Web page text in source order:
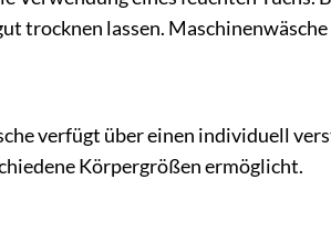
trocknen lassen.
verfügt über einen individuell
Körpergrößen ermöglicht.